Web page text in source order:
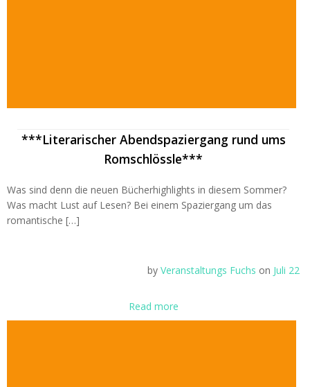
***Literarischer Abendspaziergang rund ums
Romschlössle***
Was sind denn die neuen Bücherhighlights in diesem Sommer?
Was macht Lust auf Lesen? Bei einem Spaziergang um das
romantische […]
by Veranstaltungs Fuchs on Juli 22
Read more